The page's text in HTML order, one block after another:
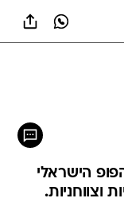
הישראלי
וצווחניות.